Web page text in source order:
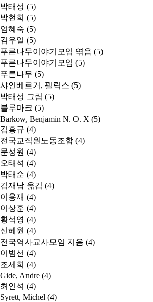
박태성 (5)
박현희 (5)
엄혜숙 (5)
김우일 (5)
푸른나무이야기모임 엮음 (5)
푸른나무이야기모임 (5)
푸른나무 (5)
샤인베르거, 펠릭스 (5)
박태성 그림 (5)
블루마크 (5)
Barkow, Benjamin N. O. X (5)
김흥규 (4)
전국교직원노동조합 (4)
문성원 (4)
오태석 (4)
박태순 (4)
김재남 옮김 (4)
이용재 (4)
이상훈 (4)
황석영 (4)
신혜원 (4)
전국역사교사모임 지음 (4)
이범선 (4)
조세희 (4)
Gide, Andre (4)
최인석 (4)
Syrett, Michel (4)